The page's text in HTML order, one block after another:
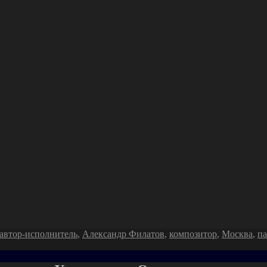
Метки
автор-исполнитель, Александр Филатов, композитор, Москва,